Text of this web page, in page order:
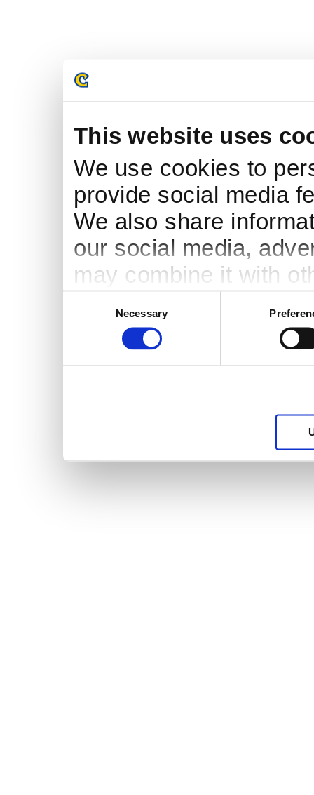
This website uses
We use cookies to
provide social media
We also share
our social media,
may combine it with
services.
Necessary